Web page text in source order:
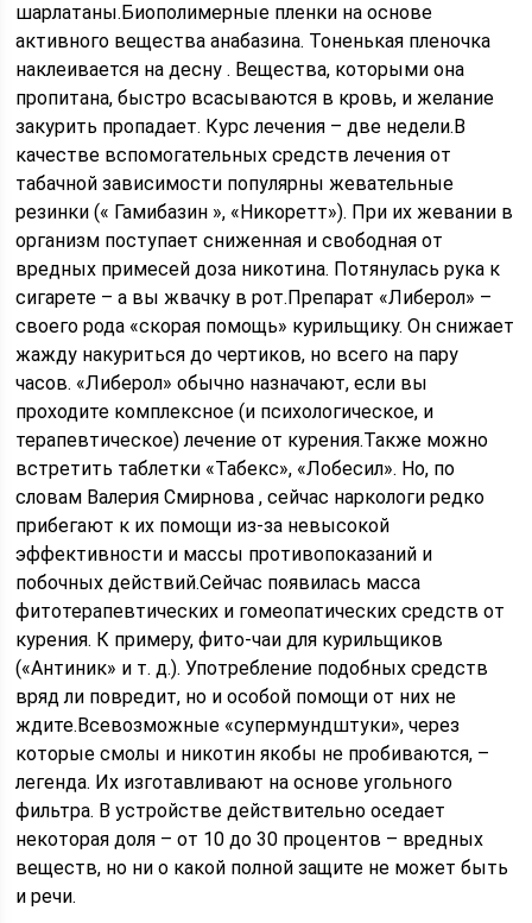
шарлатаны.Биополимерные пленки на основе
активного вещества анабазина. Тоненькая пленочка
наклеивается на десну . Вещества, которыми она
пропитана, быстро всасываются в кровь, и желание
закурить пропадает. Курс лечения – две недели.В
качестве вспомогательных средств лечения от
табачной зависимости популярны жевательные
резинки (« Гамибазин », «Никоретт»). При их жевании в
организм поступает сниженная и свободная от
вредных примесей доза никотина. Потянулась рука к
сигарете – а вы жвачку в рот.Препарат «Либерол» –
своего рода «скорая помощь» курильщику. Он снижает
жажду накуриться до чертиков, но всего на пару
часов. «Либерол» обычно назначают, если вы
проходите комплексное (и психологическое, и
терапевтическое) лечение от курения.Также можно
встретить таблетки «Табекс», «Лобесил». Но, по
словам Валерия Смирнова , сейчас наркологи редко
прибегают к их помощи из-за невысокой
эффективности и массы противопоказаний и
побочных действий.Сейчас появилась масса
фитотерапевтических и гомеопатических средств от
курения. К примеру, фито-чаи для курильщиков
(«Антиник» и т. д.). Употребление подобных средств
вряд ли повредит, но и особой помощи от них не
ждите.Всевозможные «супермундштуки», через
которые смолы и никотин якобы не пробиваются, –
легенда. Их изготавливают на основе угольного
фильтра. В устройстве действительно оседает
некоторая доля – от 10 до 30 процентов – вредных
веществ, но ни о какой полной защите не может быть
и речи.